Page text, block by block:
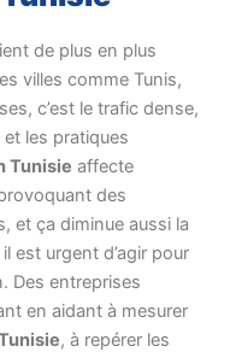
de plus en plus
villes comme Tunis,
c’est le trafic dense,
les pratiques
Tunisie affecte
des
et ça diminue aussi la
est urgent d’agir pour
Des entreprises
en aidant à mesurer
, à repérer les